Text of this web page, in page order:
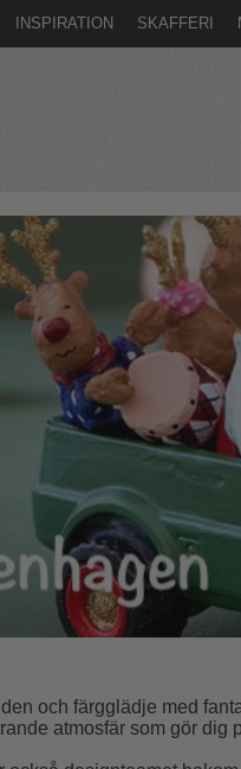
INSPIRATION SKAFFERI
och färgglädje med
atmosfär som gör dig